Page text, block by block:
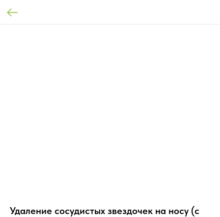
Удаление сосудистых звездочек на носу (с